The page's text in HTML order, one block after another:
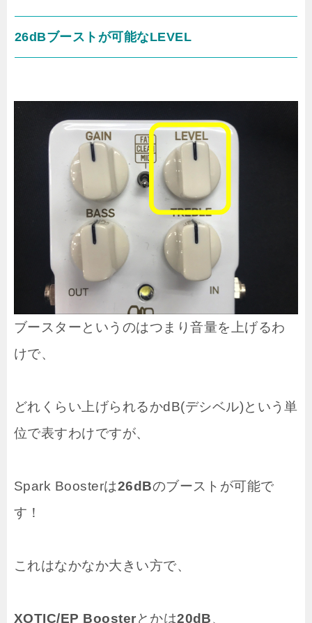
26dBブーストが可能なLEVEL
ブースターというのはつまり音量を上げるわ
けで、
どれくらい上げられるかdB(デシベル)という単
位で表すわけですが、
Spark Boosterは26dBのブーストが可能で
す！
これはなかなか大きい方で、
XOTIC/EP Boosterとかは20dB、